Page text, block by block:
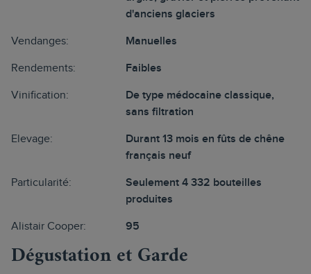
d'anciens glaciers
Vendanges: Manuelles
Rendements: Faibles
Vinification:
De type médocaine classique,
sans filtration
Elevage:
Durant 13 mois en fûts de chêne
français neuf
Particularité:
Seulement 4 332 bouteilles
produites
Alistair Cooper: 95
Dégustation et Garde